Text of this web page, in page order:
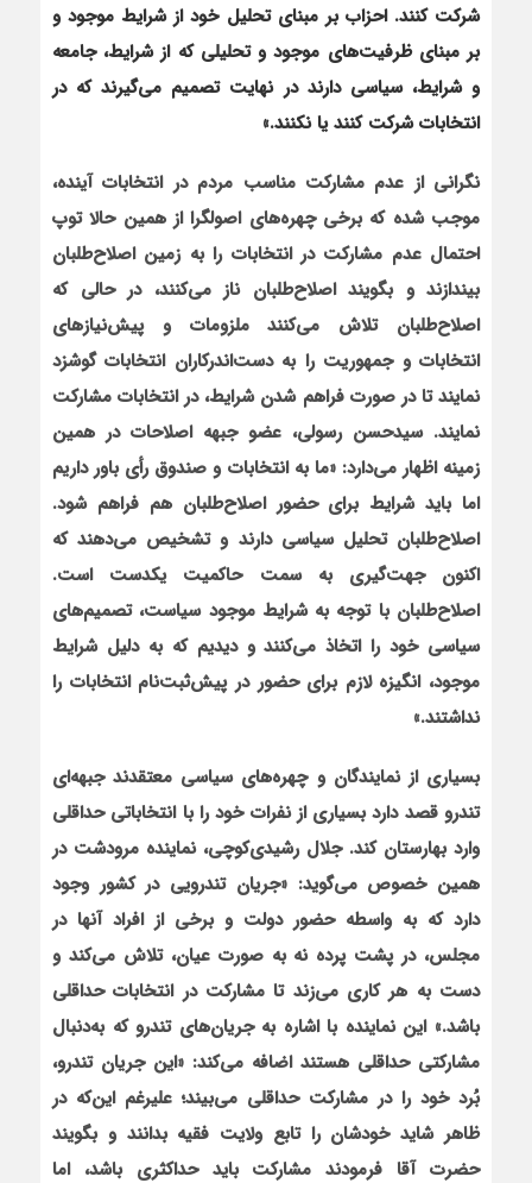
شرکت کنند. احزاب بر مبنای تحلیل خود از شرایط موجود و
بر مبنای ظرفیت‌های موجود و تحلیلی که از شرایط، جامعه
و شرایط، سیاسی دارند در نهایت تصمیم می‌گیرند که در
انتخابات شرکت کنند یا نکنند.»
نگرانی از عدم مشارکت مناسب مردم در انتخابات آینده،
موجب شده که برخي چهره‌هاي اصولگرا از همین حالا توپ
احتمال عدم مشاركت در انتخابات را به زمين اصلاح‌طلبان
بيندازند و بگویند اصلاح‌طلبان ناز مي‌كنند، در حالی که
اصلاح‌طلبان تلاش می‌کنند ملزومات و پیش‌نیازهای
انتخابات و جمهوريت را به دست‌اندرکاران انتخابات گوشزد
نمایند تا در صورت فراهم شدن شرایط، در انتخابات مشارکت
نمایند. سیدحسن رسولی، عضو جبهه اصلاحات در همین
زمینه اظهار می‌دارد: «ما به انتخابات و صندوق رأی باور داریم
اما باید شرایط برای حضور اصلاح‌طلبان هم فراهم شود.
اصلاح‌طلبان تحلیل سیاسی دارند و تشخیص می‌دهند که
اکنون جهت‌گیری به سمت حاکمیت‌ یکدست است.
اصلاح‌طلبان با توجه به شرایط موجود سیاست، تصمیم‌های
سیاسی خود را اتخاذ می‌کنند و دیدیم که به دلیل شرایط
موجود، انگیزه لازم برای حضور در پیش‌ثبت‌نام انتخابات را
نداشتند.»
بسیاری از نمایندگان و چهره‌های سیاسی معتقدند جبهه‌ای
تندرو قصد دارد بسیاری از نفرات خود را با انتخاباتی حداقلی
وارد بهارستان کند. جلال رشیدی‌کوچی، نماینده مرودشت در
همین خصوص می‌گوید: «جریان تندرویی در کشور وجود
دارد که به واسطه حضور دولت و برخی از افراد آنها در
مجلس، در پشت پرده نه به صورت عیان، تلاش می‌کند و
دست به هر کاری می‌زند تا مشارکت در انتخابات حداقلی
باشد.» این نماینده با اشاره به جریان‌های تندرو که به‌دنبال
مشارکتی حداقلی هستند اضافه می‌کند: «این جریان تندرو،
بُرد خود را در مشارکت حداقلی می‌بیند؛ علیرغم این‌که در
ظاهر شاید خودشان را تابع ولایت فقیه بدانند و بگویند
حضرت آقا فرمودند مشارکت باید حداکثری باشد، اما